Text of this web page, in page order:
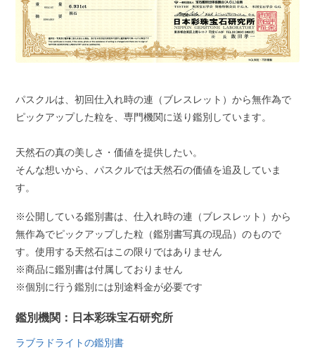
パスクルは、初回仕入れ時の連（ブレスレット）から無作為で
ピックアップした粒を、専門機関に送り鑑別しています。
天然石の真の美しさ・価値を提供したい。
そんな想いから、パスクルでは天然石の価値を追及していま
す。
※公開している鑑別書は、仕入れ時の連（ブレスレット）から
無作為でピックアップした粒（鑑別書写真の現品）のもので
す。使用する天然石はこの限りではありません
※商品に鑑別書は付属しておりません
※個別に行う鑑別には別途料金が必要です
鑑別機関：日本彩珠宝石研究所
ラブラドライトの鑑別書